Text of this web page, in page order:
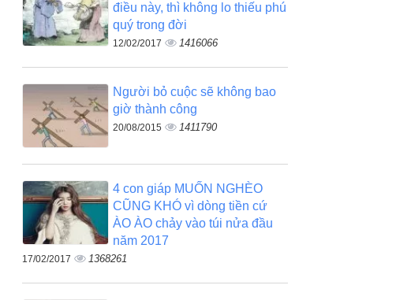
điều này, thì không lo thiếu phú
quý trong đời
12/02/2017 1416066
Người bỏ cuộc sẽ không bao
giờ thành công
20/08/2015 1411790
4 con giáp MUỐN NGHÈO
CŨNG KHÓ vì dòng tiền cứ
ÀO ÀO chảy vào túi nửa đầu
năm 2017
17/02/2017 1368261